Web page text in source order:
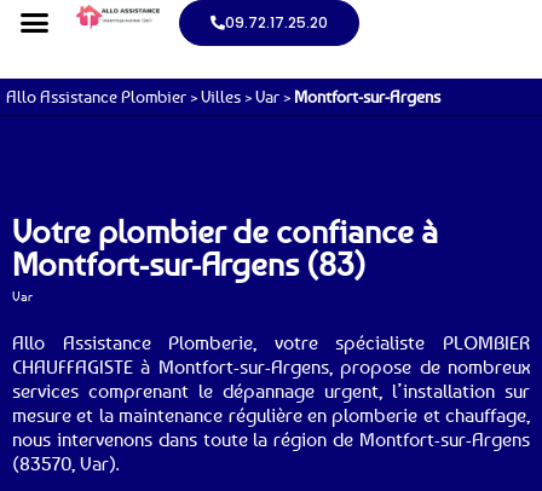
09.72.17.25.20
Allo Assistance Plombier >Villes >Var > Montfort-sur-Argens
Votre plombier de confiance à
Montfort-sur-Argens (83)
Var
Allo Assistance Plomberie, votre spécialiste PLOMBIER
CHAUFFAGISTE à Montfort-sur-Argens, propose de nombreux
services comprenant le dépannage urgent, l’installation sur
mesure et la maintenance régulière en plomberie et chauffage,
nous intervenons dans toute la région de Montfort-sur-Argens
(83570, Var).